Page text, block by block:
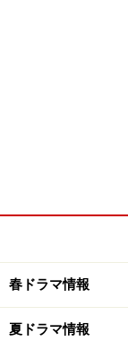
春ドラマ情報
夏ドラマ情報